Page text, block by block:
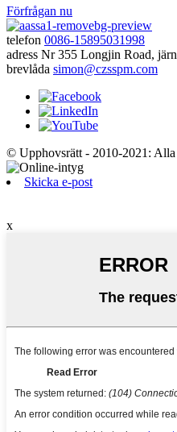
Förfrågan nu
telefon 0086-15895031998
adress Nr 355 Longjin Road,
brevlåda simon@czsspm.com
© Upphovsrätt - 2010-2021: Alla
Skicka e-post
x